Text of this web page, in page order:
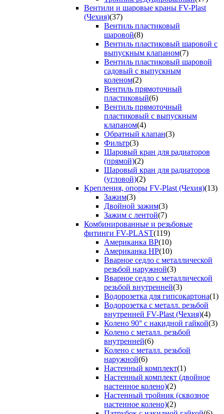
Вентили и шаровые краны FV-Plast
(Чехия)(37)
Вентиль пластиковый
шаровой(8)
Вентиль пластиковый шаровой с
выпускным клапаном(7)
Вентиль пластиковый шаровой
садовый с выпускным
коленом(2)
Вентиль прямоточный
пластиковый(6)
Вентиль прямоточный
пластиковый с выпускным
клапаном(4)
Обратный клапан(3)
Фильтр(3)
Шаровый кран для радиаторов
(прямой)(2)
Шаровый кран для радиаторов
(угловой)(2)
Крепления, опоры FV-Plast (Чехия)(13)
Зажим(3)
Двойной зажим(3)
Зажим с лентой(7)
Комбинированные и резьбовые
фитинги FV-PLAST(119)
Американка ВР(10)
Американка НР(10)
Вварное седло с металлической
резьбой наружной(3)
Вварное седло с металлической
резьбой внутренней(3)
Водорозетка для гипсокартона(1)
Водорозетка с металл. резьбой
внутренней FV-Plast (Чехия)(4)
Колено 90° с накидной гайкой(3)
Колено с металл. резьбой
внутренней(6)
Колено с металл. резьбой
наружной(6)
Настенный комплект(1)
Настенный комплект (двойное
настенное колено)(2)
Настенный тройник (сквозное
настенное колено)(2)